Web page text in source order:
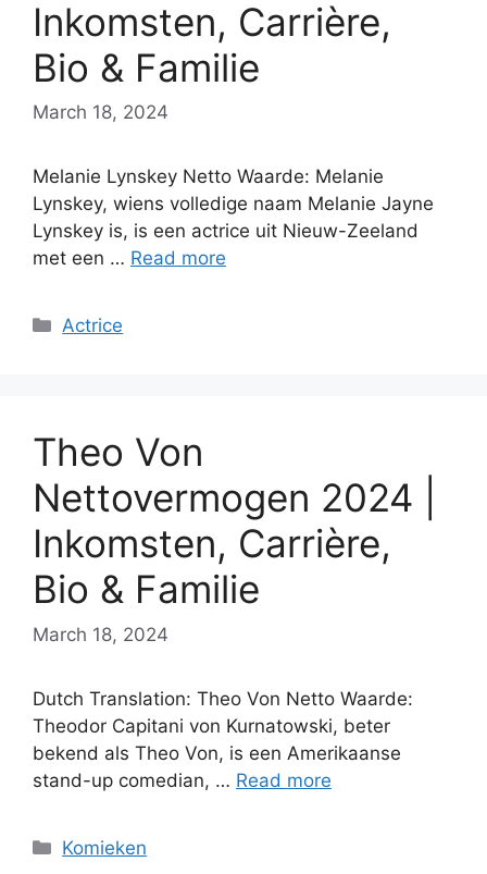
Inkomsten, Carrière,
Bio & Familie
March 18, 2024
Melanie Lynskey Netto Waarde: Melanie
Lynskey, wiens volledige naam Melanie Jayne
Lynskey is, is een actrice uit Nieuw-Zeeland
met een … Read more
Categories
Actrice
Theo Von
Nettovermogen 2024 |
Inkomsten, Carrière,
Bio & Familie
March 18, 2024
Dutch Translation: Theo Von Netto Waarde:
Theodor Capitani von Kurnatowski, beter
bekend als Theo Von, is een Amerikaanse
stand-up comedian, … Read more
Categories
Komieken